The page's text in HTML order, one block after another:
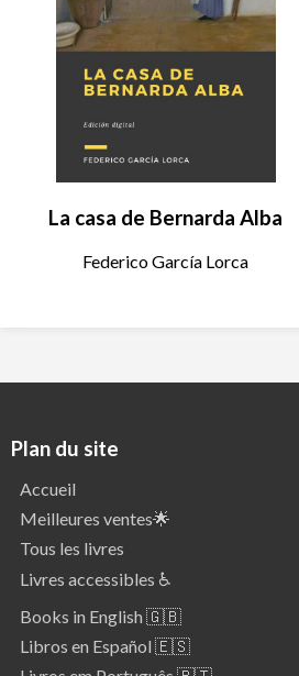
La casa de Bernarda Alba
Federico García Lorca
Plan du site
Accueil
Meilleures ventes🌟
Tous les livres
Livres accessibles ♿
Books in English 🇬🇧
Libros en Español 🇪🇸